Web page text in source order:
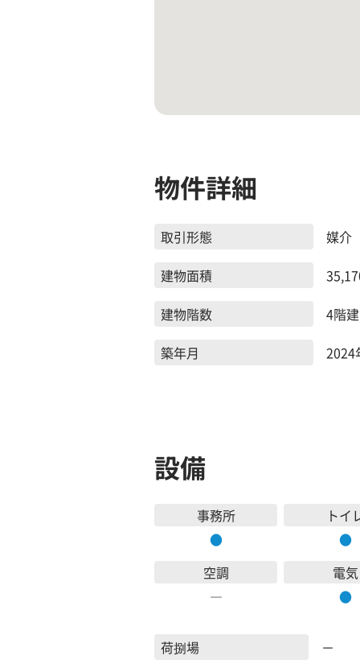
物件詳細
取引形態
媒介
建物面積
建物階数
4階建
築年月
2024
設備
事務所
●
トイ
●
空調
―
電気
●
荷捌場
－